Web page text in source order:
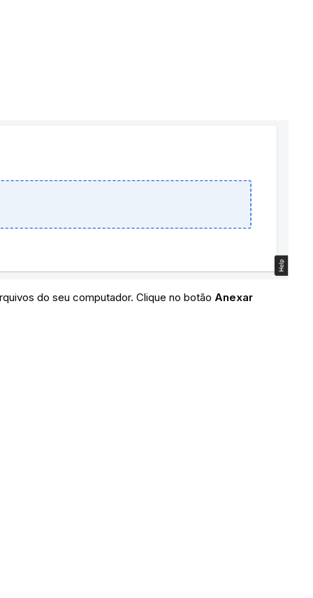
do seu computador. Clique no botão Anexar